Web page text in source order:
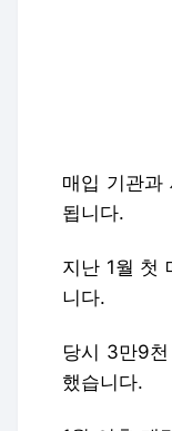
매입 기관과
됩니다.
지난 1월 첫
니다.
당시 3만9
했습니다.